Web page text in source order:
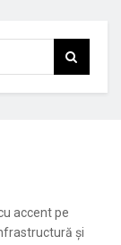
accent pe
și